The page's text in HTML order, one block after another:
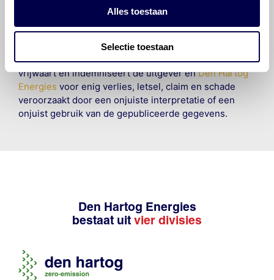
Alles toestaan
Selectie toestaan
informatie. Door deze olieaanbevelingsinformatie te
hij/zij de ervaring, de kennis en het vermogen heeft
om de vereiste onderhoudswerkzaamheden op een
veilige en verantwoorde manier uit te voeren. Hij/zij
vrijwaart en indemniseert de uitgever enDen Hartog
Energies voor enig verlies, letsel, claim en schade
veroorzaakt door een onjuiste interpretatie of een
onjuist gebruik van de gepubliceerde gegevens.
Den Hartog Energies
bestaat uit vier divisies